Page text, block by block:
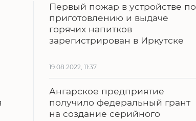
Первый пожар в устройстве по
приготовлению и выдаче
горячих напитков
зарегистрирован в Иркутске
19.08.2022, 11:37
Ангарское предприятие
получило федеральный грант
на создание серийного